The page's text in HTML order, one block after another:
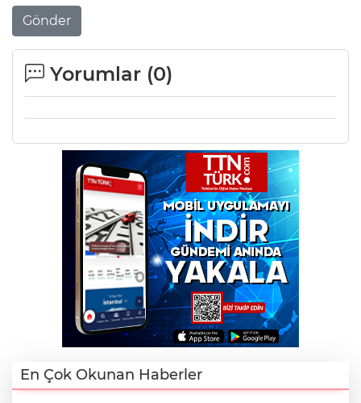
Gönder
Yorumlar (0)
En Çok Okunan Haberler